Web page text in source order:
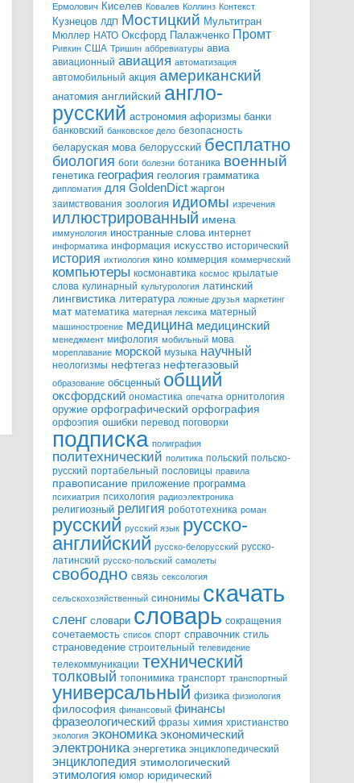
Ермолович Киселев Ковалев Коллинз Контекст
Кузнецов ЛДП Мостицкий Мультитран
Мюллер НАТО Оксфорд Палажченко Промт
Ривкин США Тришин аббревиатуры авиа
авиационный авиация автоматизация
автомобильный акция американский
анатомия английский англо-
русский астрономия афоризмы банки
банковский банковское дело безопасность
беларуская мова белорусский бесплатно
биология боги болезни ботаника военный
генетика география геология грамматика
дипломатия для GoldenDict жаргон
заимствования зоология идиомы изречения
иллюстрированный имена
иммунология иностранные слова интернет
информатика информация искусство исторический
история ихтиология кино коммерция коммерческий
компьютеры космонавтика космос крылатые
слова кулинарный культурология латинский
лингвистика литература ложные друзья маркетинг
мат математика матерная лексика матерный
машиностроение медицина медицинский
менеджмент мифология мобильный мова
мореплавание морской музыка научный
неологизмы нефтегаз нефтегазовый
образование обсценный общий
оксфордский ономастика опечатка орнитология
оружие орфографический орфография
орфоэпия ошибки перевод поговорки
подписка полиграфия
политехнический политика польский польско-
русский портабельный пословицы правила
правописание приложение программа
психиатрия психология радиоэлектроника
религиозный религия робототехника роман
русский русский язык русско-
английский русско-белорусский русско-
латинский русско-польский самолеты
свободно связь сексология
сельскохозяйственный синонимы скачать
сленг словари словарь сокращения
сочетаемость список спорт справочник стиль
страноведение строительный телевидение
телекоммуникации технический
толковый топонимика транспорт транспортный
универсальный физика физиология
философия финансовый финансы
фразеологический фразы химия христианство
экология экономика экономический
электроника энергетика энциклопедический
энциклопедия этимологический
этимология юмор юридический